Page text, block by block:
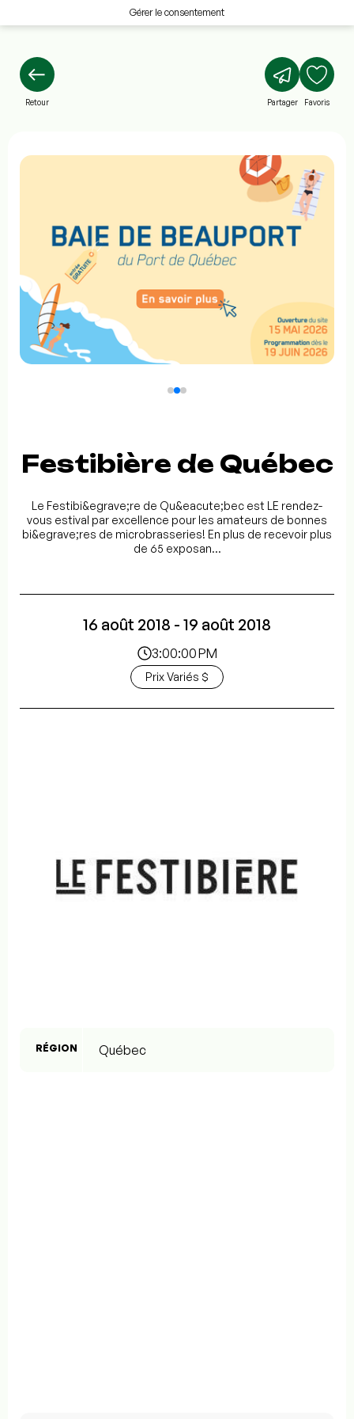
Gérer le consentement
Retour Partager Favoris
Festibière de Québec
Le Festibi&egrave;re de Qu&eacute;bec est LE rendez-
vous estival par excellence pour les amateurs de bonnes
bi&egrave;res de microbrasseries! En plus de recevoir plus
de 65 exposan...
16 août 2018 - 19 août 2018
3:00:00 PM
Prix Variés $
RÉGION Québec